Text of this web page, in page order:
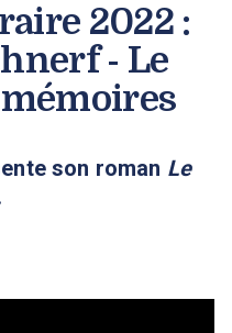
2022 :
- Le
son roman Le